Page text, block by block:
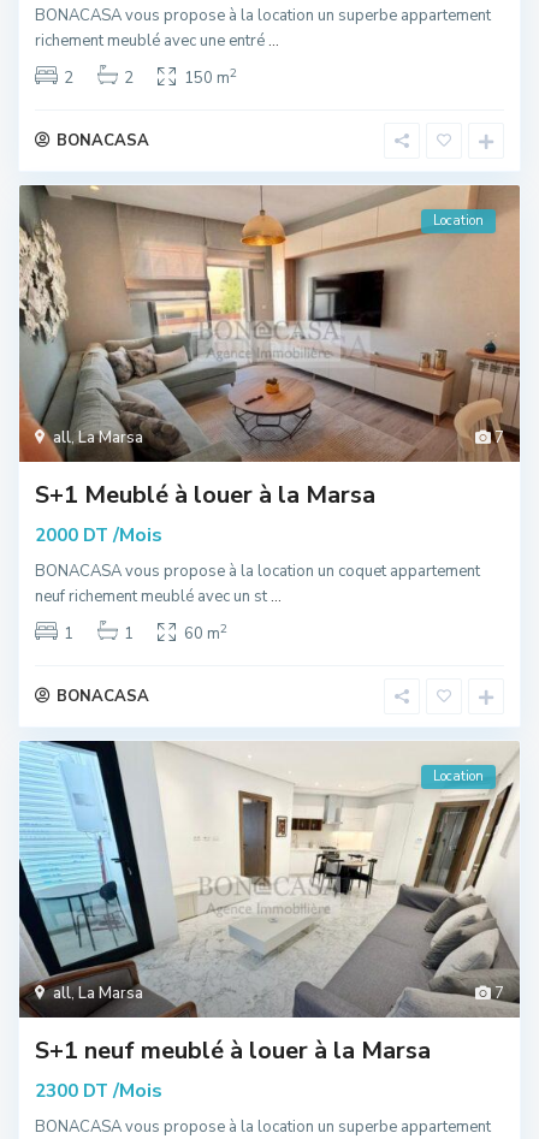
BONACASA vous propose à la location un superbe appartement
richement meublé avec une entré...
2
2 150 m2
BONACASA
7
all,La Marsa
Location
S+1 Meublé à louer à la Marsa
2000 DT /Mois
BONACASA vous propose à la location un coquet appartement
neuf richement meublé avec un st...
1
1 60 m2
BONACASA
7
all,La Marsa
Location
S+1 neuf meublé à louer à la Marsa
2300 DT /Mois
BONACASA vous propose à la location un superbe appartement